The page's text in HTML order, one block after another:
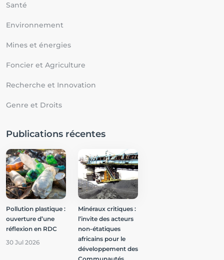
Santé
Environnement
Mines et énergies
Foncier et Agriculture
Recherche et Innovation
Genre et Droits
Publications récentes
Pollution plastique :
ouverture d’une
réflexion en RDC
30 Jul 2026
Minéraux critiques :
l’invite des acteurs
non-étatiques
africains pour le
développement des